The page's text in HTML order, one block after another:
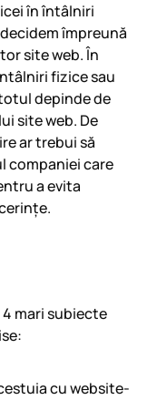
în întâlniri
împreună
site web. În
fizice sau
depinde de
site web. De
ar trebui să
companiei care
a evita
mari subiecte
cu website-